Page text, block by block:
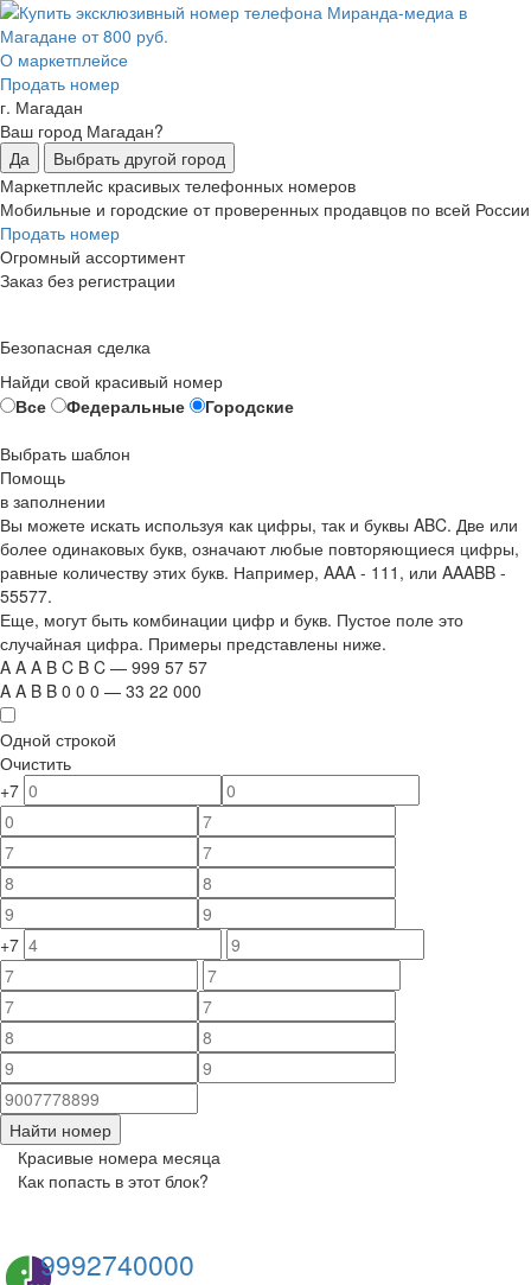
О маркетплейсе
Продать номер
г. Магадан
Ваш город Магадан?
Да
Выбрать другой город
Маркетплейс красивых телефонных номеров
Мобильные и городские от проверенных продавцов по всей России
Продать номер
Огромный ассортимент
Заказ без регистрации
Безопасная сделка
Найди свой красивый номер
Все
Федеральные
Городские
Выбрать шаблон
Помощь
в заполнении
Вы можете искать используя как цифры, так и буквы ABC. Две или
более одинаковых букв, означают любые повторяющиеся цифры,
равные количеству этих букв. Например, AAA - 111 , или AAABB -
55577.
Еще, могут быть комбинации цифр и букв. Пустое поле это
случайная цифра. Примеры представлены ниже.
A A A B C B C — 999 57 57
A A B B 0 0 0 — 33 22 000
Одной строкой
Очистить
+7
+7
Найти номер
Красивые номера месяца
Как попасть в этот блок?
9992740000